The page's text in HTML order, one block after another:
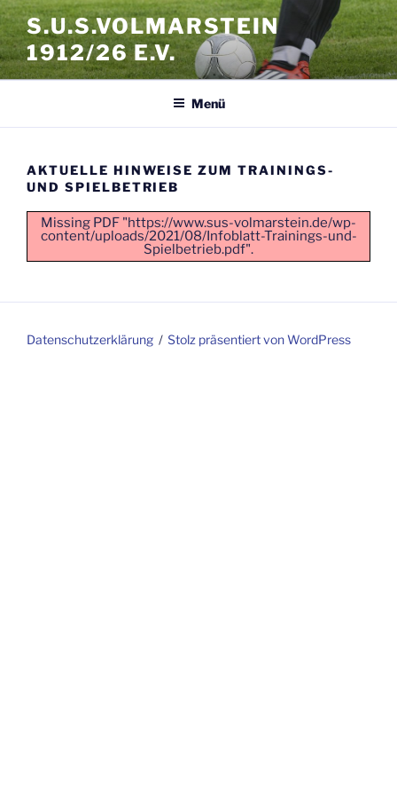
Zum
Inhalt
springen
S.U.S.VOLMARSTEIN
1912/26 E.V.
Menü
AKTUELLE HINWEISE ZUM TRAININGS-
UND SPIELBETRIEB
Missing PDF "https://www.sus-volmarstein.de/wp-
content/uploads/2021/08/Infoblatt-Trainings-und-
Spielbetrieb.pdf".
Datenschutzerklärung Stolz präsentiert von WordPress